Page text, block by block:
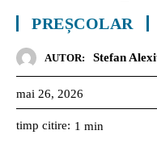
PREȘCOLAR
AUTOR: Stefan
mai 26, 2026
timp citire: 1 min